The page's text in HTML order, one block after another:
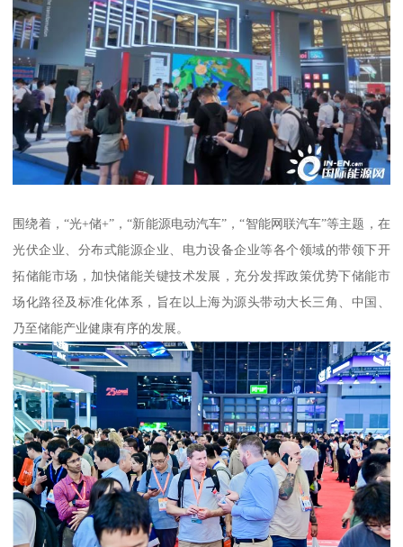
围绕着，“光+储+”，“新能源电动汽车”，“智能网联汽车”等主题，在
光伏企业、分布式能源企业、电力设备企业等各个领域的带领下开
拓储能市场，加快储能关键技术发展，充分发挥政策优势下储能市
场化路径及标准化体系，旨在以上海为源头带动大长三角、中国、
乃至储能产业健康有序的发展。